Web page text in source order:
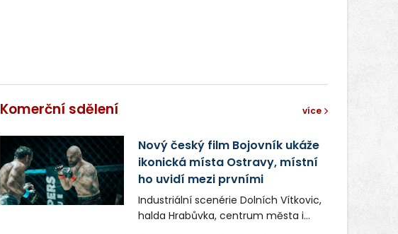
Komerční sdělení více
Nový český film Bojovník ukáže
ikonická místa Ostravy, místní
ho uvidí mezi prvními
Industriální scenérie Dolních Vítkovic,
halda Hrabůvka, centrum města i